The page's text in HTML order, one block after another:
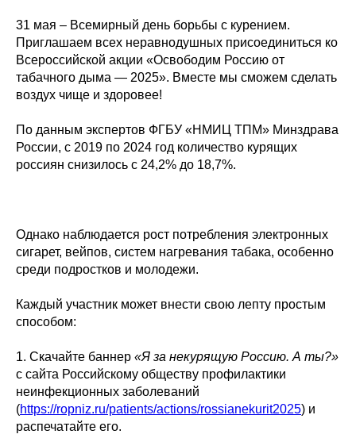
31 мая – Всемирный день борьбы с курением.
Приглашаем всех неравнодушных присоединиться ко
Всероссийской акции «Освободим Россию от
табачного дыма — 2025». Вместе мы сможем сделать
воздух чище и здоровее!
По данным экспертов ФГБУ «НМИЦ ТПМ» Минздрава
России, с 2019 по 2024 год количество курящих
россиян снизилось с 24,2% до 18,7%.
Однако наблюдается рост потребления электронных
сигарет, вейпов, систем нагревания табака, особенно
среди подростков и молодежи.
Каждый участник может внести свою лепту простым
способом:
1. Скачайте баннер «Я за некурящую Россию. А ты?»
с сайта Российскому обществу профилактики
неинфекционных заболеваний
(https://ropniz.ru/patients/actions/rossianekurit2025) и
распечатайте его.